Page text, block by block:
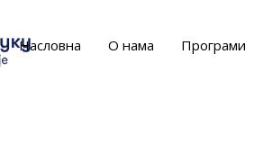
Насловна О нама Програми